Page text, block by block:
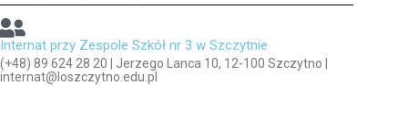
Internat przy Zespole Szkół nr 3 w Szczytnie
(+48) 89 624 28 20 | Jerzego Lanca 10, 12-100 Szczytno |
internat@loszczytno.edu.pl